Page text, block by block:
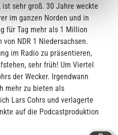
sehr groß. 30 Jahre weckte
im ganzen Norden und in
für Tag mehr als 1 Million
NDR 1 Niedersachsen.
im Radio zu präsentieren,
sehr früh! Um Viertel
der Wecker. Irgendwann
mehr zu bieten als
Lars Cohrs und verlagerte
auf die Podcastproduktion